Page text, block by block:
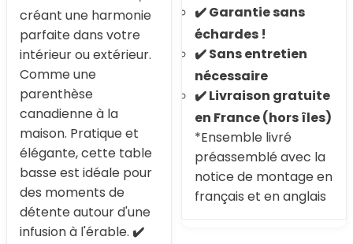
créant une harmonie
parfaite dans votre
intérieur ou extérieur.
Comme une
parenthèse
canadienne à la
maison. Pratique et
élégante, cette table
basse est idéale pour
des moments de
détente autour d'une
infusion à l'érable. ✔️
✔️ Garantie sans
échardes !
✔️ Sans entretien
nécessaire
✔️ Livraison gratuite
en France (hors îles)
*Ensemble livré
préassemblé avec la
notice de montage en
français et en anglais